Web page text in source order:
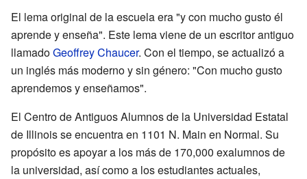
El lema original de la escuela era "y con mucho gusto él
aprende y enseña". Este lema viene de un escritor antiguo
llamadoGeoffrey Chaucer. Con el tiempo, se actualizó a
un inglés más moderno y sin género: "Con mucho gusto
aprendemos y enseñamos".
El Centro de Antiguos Alumnos de la Universidad Estatal
de Illinois se encuentra en 1101 N. Main en Normal. Su
propósito es apoyar a los más de 170,000 exalumnos de
la universidad, así como a los estudiantes actuales,